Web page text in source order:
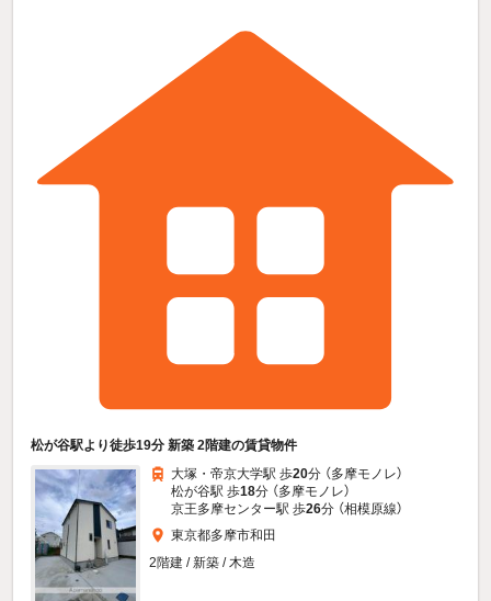
松が谷駅より徒歩19分 新築 2階建の賃貸物件
大塚・帝京大学駅 歩20分 （多摩モノレ）
松が谷駅 歩18分 （多摩モノレ）
京王多摩センター駅 歩26分 （相模原線）
東京都多摩市和田
2階建 / 新築 / 木造